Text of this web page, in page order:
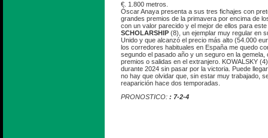
€. 1.800 metros.
Óscar Anaya presenta a sus tres fichajes con
grandes premios de la primavera por encima de
con un valor parecido y el mejor de ellos para
SCHOLARSHIP (8), un ejemplar muy regular en
Unido y que alcanzó el precio más alto (54.000
los corredores habituales en España me quedo
segundo el pasado año y un seguro en la gemela,
premios o salidas en el extranjero. KOWALSKY
durante 2024 sin pasar por la victoria. Puede
no hay que olvidar que, sin estar muy trabajado,
reaparición hace dos temporadas.
PRONOSTICO: : 7-2-4